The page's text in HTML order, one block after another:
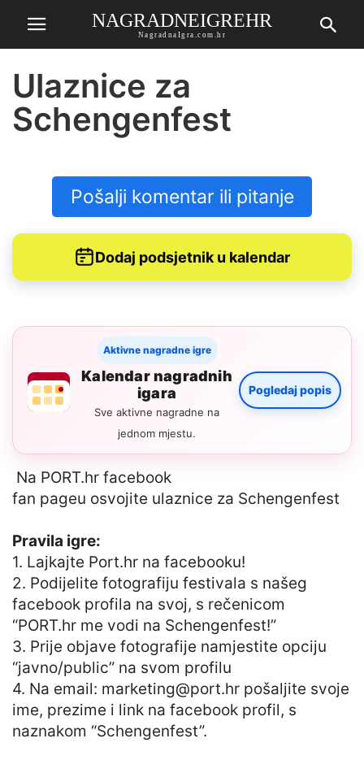
NAGRADNEIGREHR
NagradnaIgra.com.hr
Ulaznice za
Schengenfest
Pošalji komentar ili pitanje
Dodaj podsjetnik u kalendar
Aktivne nagradne igre
Kalendar nagradnih
igara
Sve aktivne nagradne na
jednom mjestu.
Pogledaj popis
Na PORT.hr facebook
fan pageu osvojite ulaznice za Schengenfest
Pravila igre:
1. Lajkajte Port.hr na facebooku!
2. Podijelite fotografiju festivala s našeg
facebook profila na svoj, s rečenicom
“PORT.hr me vodi na Schengenfest!”
3. Prije objave fotografije namjestite opciju
“javno/public” na svom profilu
4. Na email: marketing@port.hr pošaljite svoje
ime, prezime i link na facebook profil, s
naznakom “Schengenfest”.